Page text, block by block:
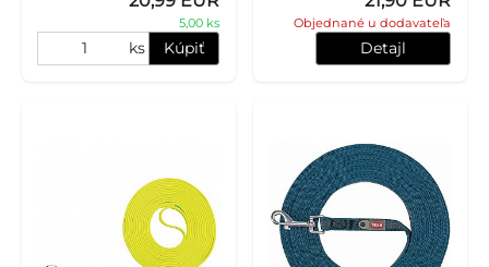
5,00 ks
ks Kúpiť
Objednané u dodavateľa
Detajl